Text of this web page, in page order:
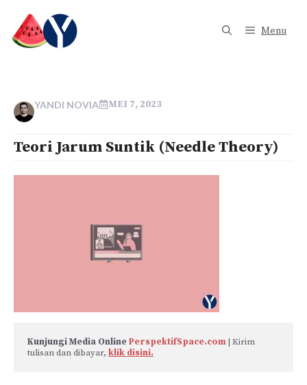
Menu
YANDI NOVIA MEI 7, 2023
Teori Jarum Suntik (Needle Theory)
Kunjungi Media Online PerspektifSpace.com | Kirim
tulisan dan dibayar, klik disini.